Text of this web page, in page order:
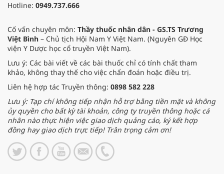
Hotline: 0949.737.666
Cố vấn chuyên môn: Thầy thuốc nhân dân - GS.TS Trương
Việt Bình – Chủ tịch Hội Nam Y Việt Nam. (Nguyên GĐ Học
viện Y Dược học cổ truyền Việt Nam).
Lưu ý: Các bài viết về các bài thuốc chỉ có tính chất tham
khảo, không thay thế cho việc chẩn đoán hoặc điều trị.
Liên hệ hợp tác Truyền thông: 0898 582 228
Lưu ý: Tạp chí không tiếp nhận hỗ trợ bằng tiền mặt và không
ủy quyền cho bất kỳ tài khoản, công ty truyền thông hoặc cá
nhân nào thực hiện việc giao dịch quảng cáo, ký kết hợp
đồng hay giao dịch trực tiếp! Trân trọng cảm ơn!